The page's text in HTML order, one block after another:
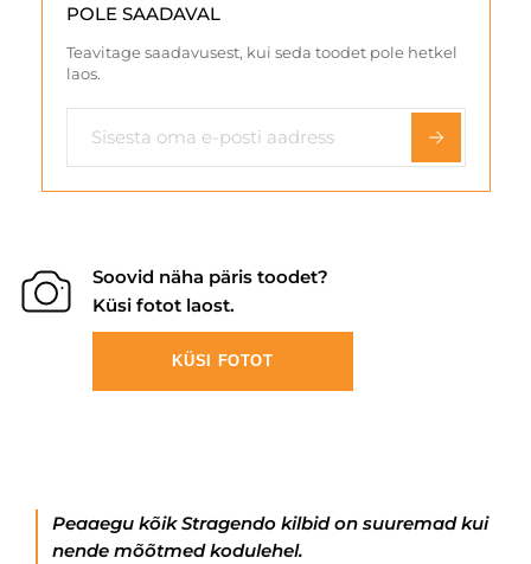
POLE SAADAVAL
Teavitage saadavusest, kui seda toodet pole hetkel
laos.
Soovid näha päris toodet?
Küsi fotot laost.
KÜSI FOTOT
Peaaegu kõik Stragendo kilbid on suuremad kui
nende mõõtmed kodulehel.